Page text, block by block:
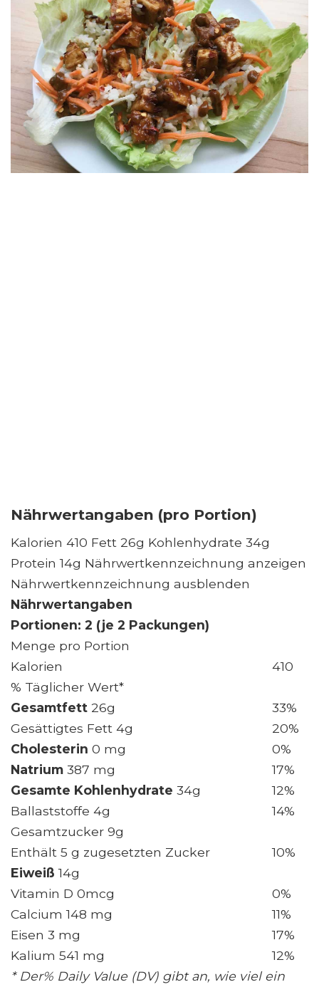
Nährwertangaben (pro Portion)
Kalorien 410 Fett 26g Kohlenhydrate 34g
Protein 14g Nährwertkennzeichnung anzeigen
Nährwertkennzeichnung ausblenden
Nährwertangaben
Portionen: 2 (je 2 Packungen)
Menge pro Portion
Kalorien
410
% Täglicher Wert*
Gesamtfett 26g
33%
Gesättigtes Fett 4g
20%
Cholesterin 0 mg
0%
Natrium 387 mg
17%
Gesamte Kohlenhydrate 34g
12%
Ballaststoffe 4g
14%
Gesamtzucker 9g
Enthält 5 g zugesetzten Zucker
10%
Eiweiß 14g
Vitamin D 0mcg
0%
Calcium 148 mg
11%
Eisen 3 mg
17%
Kalium 541 mg
12%
* Der% Daily Value (DV) gibt an, wie viel ein